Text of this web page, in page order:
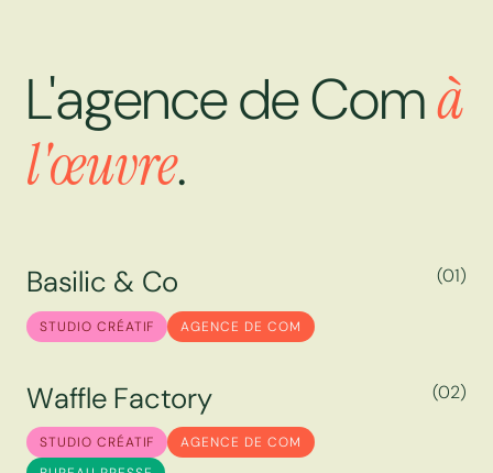
L'agence de Comà
l'œuvre.
B
B
a
a
s
s
i
i
l
l
i
i
c
c
&
&
C
C
o
o
STUDIO CRÉATIF AGENCE DE COM
(01)
W
W
a
a
f
f
f
f
l
l
e
e
F
F
a
a
c
c
t
t
o
o
r
r
y
y
STUDIO CRÉATIF
AGENCE DE COM
(02)